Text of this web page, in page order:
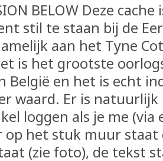
BELOW Deze
stil te staan bij de
aan het Tyne
is het grootste
België en het is echt
waard. Er is
loggen als je me
op het stuk muur
(zie foto), de tekst